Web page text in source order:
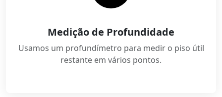
Medição de Profundidade
Usamos um profundímetro para medir o piso útil
restante em vários pontos.